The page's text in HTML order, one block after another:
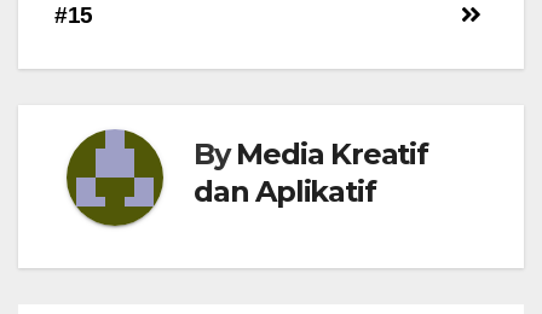
#15
ByMedia Kreatif
dan Aplikatif